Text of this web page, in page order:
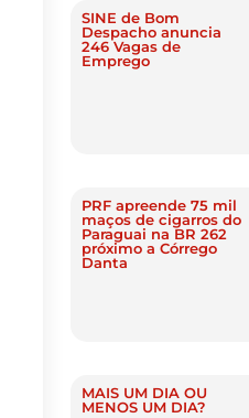
SINE de Bom
Despacho anuncia
246 Vagas de
Emprego
PRF apreende 75 mil
maços de cigarros do
Paraguai na BR 262
próximo a Córrego
Danta
MAIS UM DIA OU
MENOS UM DIA?